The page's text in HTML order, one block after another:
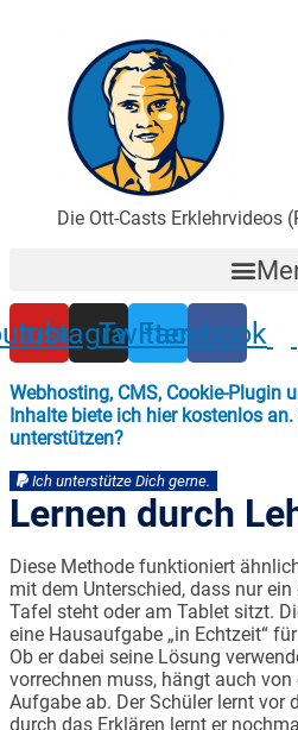
wechseln
Die Ott-Casts Erklehrvideos
Instagram
Twitter
Facebook
Webhosting, CMS, Cookie-Plugin
Inhalte biete ich hier kostenlos
unterstützen?
Ich unterstütze Dich gerne.
Lernen durch
Diese Methode funktioniert
mit dem Unterschied, dass nur
Tafel steht oder am Tablet sitzt.
eine Hausaufgabe „in Echtzeit“
Ob er dabei seine Lösung
vorrechnen muss, hängt auch
Aufgabe ab. Der Schüler lernt vor
durch das Erklären lernt er